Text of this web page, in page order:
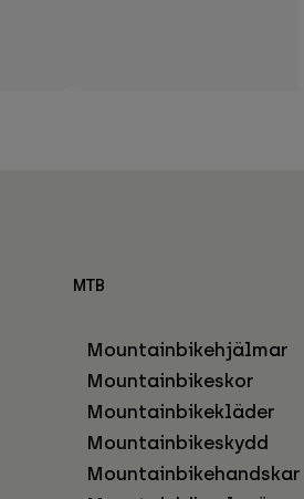
MTB
Mountainbikehjälmar
Mountainbikeskor
Mountainbikekläder
Mountainbikeskydd
Mountainbikehandskar